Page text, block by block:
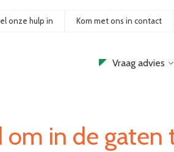
onze hulp in Kom met ons in contact
Vraag advies
om in de gaten